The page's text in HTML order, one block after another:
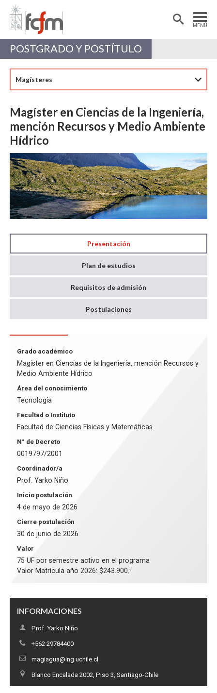
MENÚ
Estudiantes
Académicas/os
POSTGRADO Y POSTÍTULO
Magísteres
Magíster en Ciencias de la Ingeniería,
mención Recursos y Medio Ambiente
Hídrico
Presentación
Plan de estudios
Requisitos de admisión
Postulaciones
INFORMACIONES
Prof. Yarko Niño
+562 29784400
magiagua@ing.uchile.cl
Blanco Encalada 2002, Piso 3, Santiago-Chile
Grado académico
Magíster en Ciencias de la Ingeniería, mención Recursos y
Medio Ambiente Hídrico
Área del conocimiento
Tecnología
Facultad o Instituto
Facultad de Ciencias Físicas y Matemáticas
N° de Decreto
0019797/2001
Coordinador/a
Prof. Yarko Niño
Inicio postulación
4 de mayo de 2026
Cierre postulación
30 de junio de 2026
Valor
75 UF por semestre activo en el programa
Valor Matrícula año 2026: $243.900.-